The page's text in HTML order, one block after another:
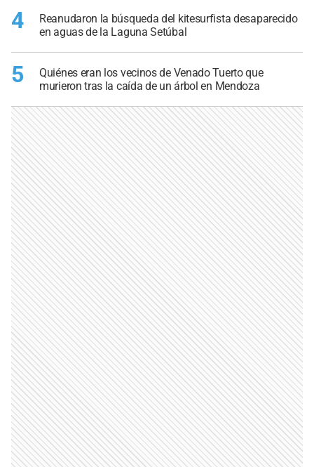
4
Reanudaron la búsqueda del kitesurfista desaparecido
en aguas de la Laguna Setúbal
5
Quiénes eran los vecinos de Venado Tuerto que
murieron tras la caída de un árbol en Mendoza